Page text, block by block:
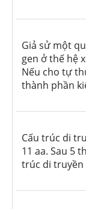
Giả sử một
gen ở thế hệ
Nếu cho tự
thành phần
Cấu trúc di
11 aa. Sau 5
trúc di truyền